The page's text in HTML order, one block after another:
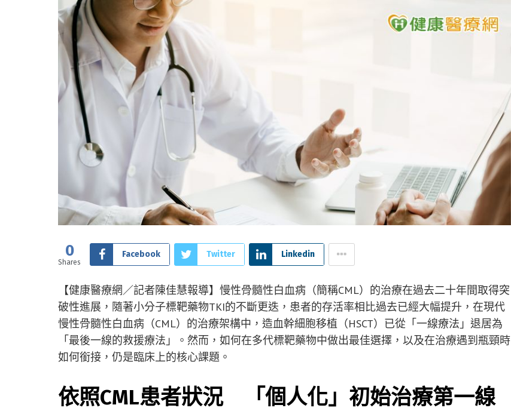
0
Shares
Facebook Twitter Linkedin
【健康醫療網／記者陳佳慧報導】慢性骨髓性白血病（簡稱CML）的治療在過去二十年間取得突
破性進展，隨著小分子標靶藥物TKI的不斷更迭，患者的存活率相比過去已經大幅提升，在現代
慢性骨髓性白血病（CML）的治療架構中，造血幹細胞移植（HSCT）已從「一線療法」退居為
「最後一線的救援療法」。然而，如何在多代標靶藥物中做出最佳選擇，以及在治療遇到瓶頸時
如何銜接，仍是臨床上的核心課題。
依照CML患者狀況 「個人化」初始治療第一線